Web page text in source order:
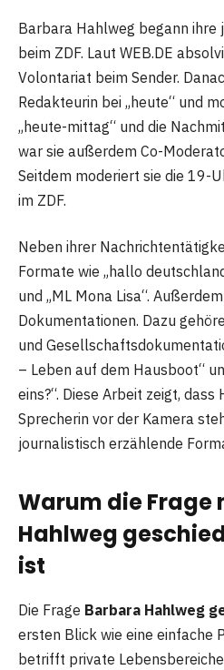
Barbara Hahlweg begann ihre
beim ZDF. Laut WEB.DE
Volontariat beim Sender.
Redakteurin bei „heute“ und
„heute-mittag“ und die
war sie außerdem Co-
Seitdem moderiert sie die 19-
im ZDF.
Neben ihrer
Formate wie „hallo
und „ML Mona Lisa“.
Dokumentationen. Dazu
und
– Leben auf dem Hausboot“
eins?“. Diese Arbeit zeigt,
Sprecherin vor der Kamera
journalistisch erzählende
Warum die Frage
Hahlweg
ist
Die Frage Barbara Hahlweg
ersten Blick wie eine einfache
betrifft private